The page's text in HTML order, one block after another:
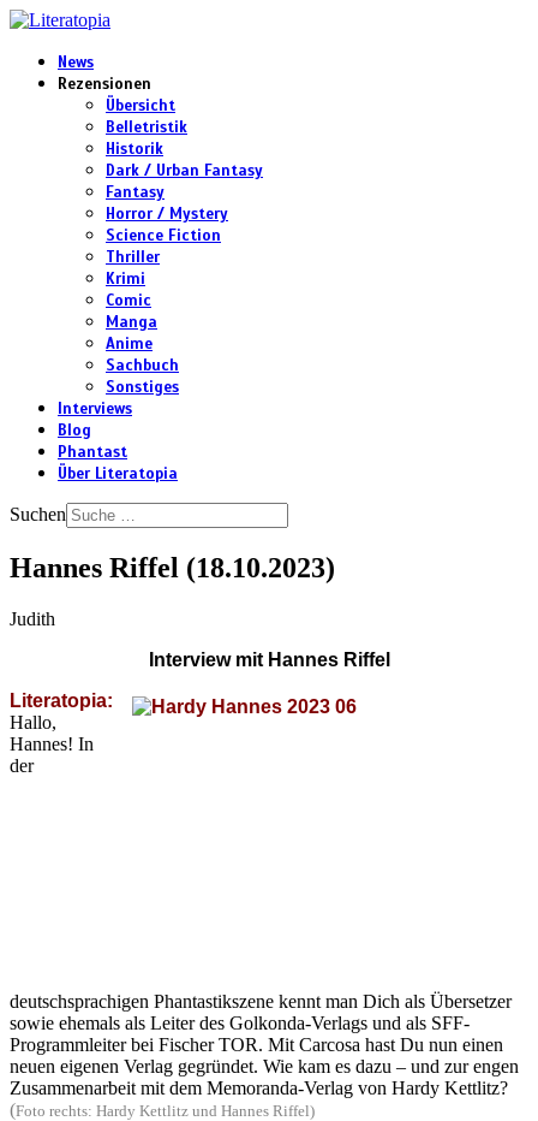
News
Rezensionen
Übersicht
Belletristik
Historik
Dark / Urban Fantasy
Fantasy
Horror / Mystery
Science Fiction
Thriller
Krimi
Comic
Manga
Anime
Sachbuch
Sonstiges
Interviews
Blog
Phantast
Über Literatopia
Suchen
Hannes Riffel (18.10.2023)
Judith
Interview mit Hannes Riffel
Literatopia:
Hallo,
Hannes! In
der
deutschsprachigen Phantastikszene kennt man Dich als Übersetzer
sowie ehemals als Leiter des Golkonda-Verlags und als SFF-
Programmleiter bei Fischer TOR. Mit Carcosa hast Du nun einen
neuen eigenen Verlag gegründet. Wie kam es dazu – und zur engen
Zusammenarbeit mit dem Memoranda-Verlag von Hardy Kettlitz?
(Foto rechts: Hardy Kettlitz und Hannes Riffel)